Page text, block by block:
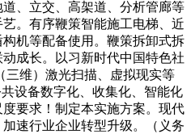
、立交、高架道、分析管廊等
。有序鞭策智能施工电梯、近
机等配备使用。鞭策拆卸式拆
成长。以习新时代中国特色社
三维）激光扫描、虚拟现实等
设备数字化、收集化、智能化
要求！制定本实施方案。现代
速行业企业转型升级。（义务